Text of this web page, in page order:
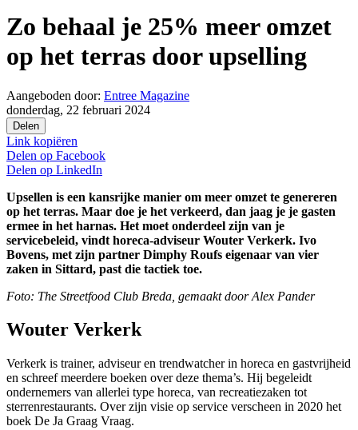
Zo behaal je 25% meer omzet
op het terras door upselling
Aangeboden door: Entree Magazine
donderdag, 22 februari 2024
Delen
Link kopiëren
Delen op Facebook
Delen op LinkedIn
Upsellen is een kansrijke manier om meer omzet te genereren
op het terras. Maar doe je het verkeerd, dan jaag je je gasten
ermee in het harnas. Het moet onderdeel zijn van je
servicebeleid, vindt horeca-adviseur Wouter Verkerk. Ivo
Bovens, met zijn partner Dimphy Roufs eigenaar van vier
zaken in Sittard, past die tactiek toe.
Foto: The Streetfood Club Breda, gemaakt door Alex Pander
Wouter Verkerk
Verkerk is trainer, adviseur en trendwatcher in horeca en gastvrijheid
en schreef meerdere boeken over deze thema’s. Hij begeleidt
ondernemers van allerlei type horeca, van recreatiezaken tot
sterrenrestaurants. Over zijn visie op service verscheen in 2020 het
boek De Ja Graag Vraag.